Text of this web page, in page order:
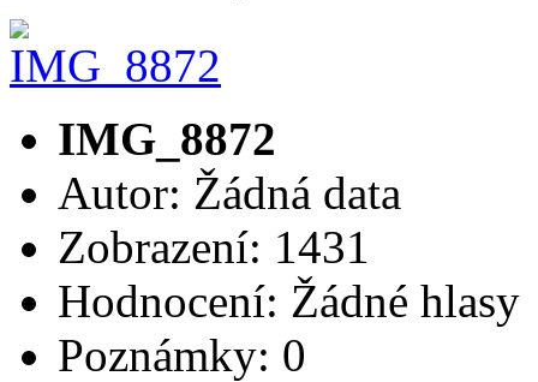
IMG_8872
Autor: Žádná data
Zobrazení: 1431
Hodnocení: Žádné hlasy
Poznámky: 0